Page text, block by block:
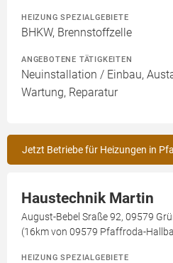
HEIZUNG SPEZIALGEBIETE
BHKW, Brennstoffzelle
ANGEBOTENE TÄTIGKEITEN
Neuinstallation / Einbau,
Wartung, Reparatur
Jetzt Betriebe für Heizungen in
Haustechnik Martin
August-Bebel Sraße 92, 09579
(16km von 09579 Pfaffroda-
HEIZUNG SPEZIALGEBIETE